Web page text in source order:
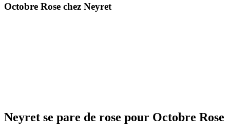
Octobre Rose chez Neyret
Neyret se pare de rose pour Octobre Rose